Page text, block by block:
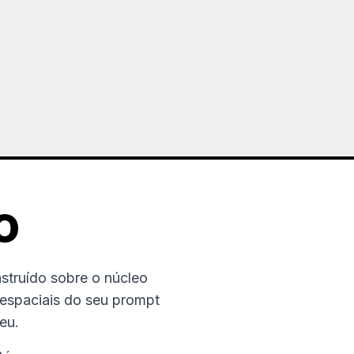
sobre o núcleo
do seu prompt